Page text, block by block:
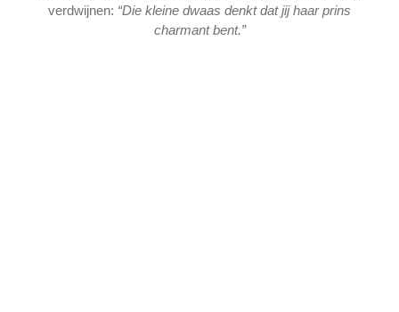
verdwijnen: “Die kleine dwaas denkt dat jij haar prins
charmant bent.”